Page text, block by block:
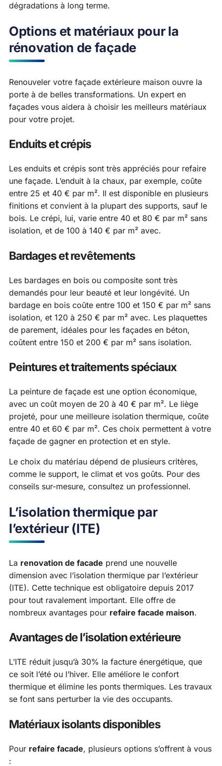
dégradations à long terme.
Options et matériaux pour la
rénovation de façade
Renouveler votre façade extérieure maison ouvre la
porte à de belles transformations. Un expert en
façades vous aidera à choisir les meilleurs matériaux
pour votre projet.
Enduits et crépis
Les enduits et crépis sont très appréciés pour refaire
une façade. L’enduit à la chaux, par exemple, coûte
entre 25 et 40 € par m². Il est disponible en plusieurs
finitions et convient à la plupart des supports, sauf le
bois. Le crépi, lui, varie entre 40 et 80 € par m² sans
isolation, et de 100 à 140 € par m² avec.
Bardages et revêtements
Les bardages en bois ou composite sont très
demandés pour leur beauté et leur longévité. Un
bardage en bois coûte entre 100 et 150 € par m² sans
isolation, et 120 à 250 € par m² avec. Les plaquettes
de parement, idéales pour les façades en béton,
coûtent entre 150 et 200 € par m² sans isolation.
Peintures et traitements spéciaux
La peinture de façade est une option économique,
avec un coût moyen de 20 à 40 € par m². Le liège
projeté, pour une meilleure isolation thermique, coûte
entre 40 et 60 € par m². Ces choix permettent à votre
façade de gagner en protection et en style.
Le choix du matériau dépend de plusieurs critères,
comme le support, le climat et vos goûts. Pour des
conseils sur-mesure, consultez un professionnel.
L’isolation thermique par
l’extérieur (ITE)
La renovation de facade prend une nouvelle
dimension avec l’isolation thermique par l’extérieur
(ITE). Cette technique est obligatoire depuis 2017
pour tout ravalement important. Elle offre de
nombreux avantages pour refaire facade maison.
Avantages de l’isolation extérieure
L’ITE réduit jusqu’à 30% la facture énergétique, que
ce soit l’été ou l’hiver. Elle améliore le confort
thermique et élimine les ponts thermiques. Les travaux
se font sans perturber la vie des occupants.
Matériaux isolants disponibles
Pour refaire facade, plusieurs options s’offrent à vous
: